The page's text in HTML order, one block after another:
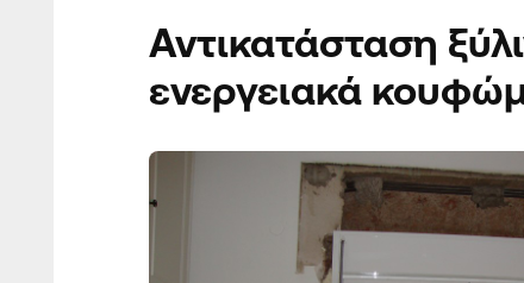
Αντικατάσταση
ενεργειακά